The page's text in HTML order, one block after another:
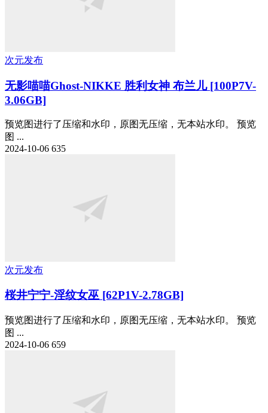
次元发布
无影喵喵Ghost-NIKKE 胜利女神 布兰儿 [100P7V-
3.06GB]
预览图进行了压缩和水印，原图无压缩，无本站水印。 预览
图 ...
2024-10-06 635
次元发布
桜井宁宁-淫纹女巫 [62P1V-2.78GB]
预览图进行了压缩和水印，原图无压缩，无本站水印。 预览
图 ...
2024-10-06 659